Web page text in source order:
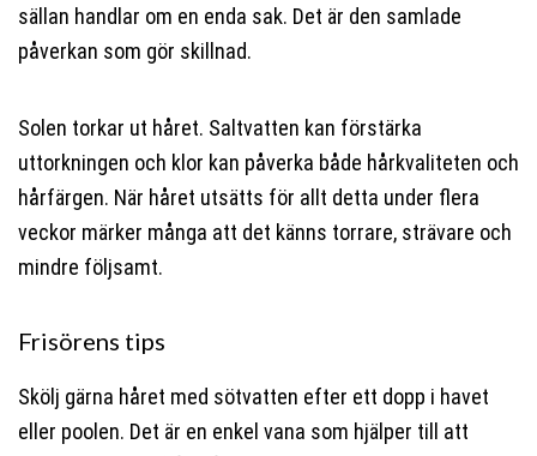
sällan handlar om en enda sak. Det är den samlade
påverkan som gör skillnad.
Solen torkar ut håret. Saltvatten kan förstärka
uttorkningen och klor kan påverka både hårkvaliteten och
hårfärgen. När håret utsätts för allt detta under flera
veckor märker många att det känns torrare, strävare och
mindre följsamt.
Frisörens tips
Skölj gärna håret med sötvatten efter ett dopp i havet
eller poolen. Det är en enkel vana som hjälper till att